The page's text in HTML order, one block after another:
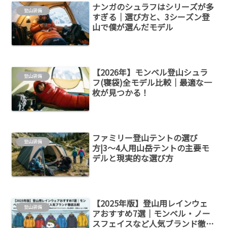
登山装備
ナンガのシュラフはシリーズが多
すぎる｜選び方と、3シーズン登
山で僕が選んだモデル
登山装備
【2026年】モンベル登山シュラ
フ(寝袋)全モデル比較｜最適な一
枚が見つかる！
登山装備
ファミリー登山テントの選び
方|3〜4人用山岳テントの主要モ
デルと現実的な選び方
登山装備
【2025年版】登山用レインウェ
アおすすめ7選｜モンベル・ノー
スフェイスなど人気ブランド徹底